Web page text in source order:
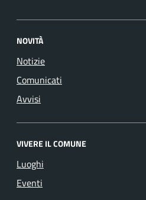
NOVITÀ
Notizie
Comunicati
Avvisi
VIVERE IL COMUNE
Luoghi
Eventi